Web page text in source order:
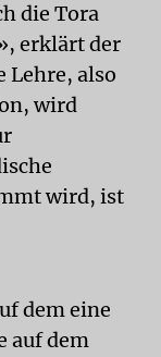
die Tora
erklärt der
Lehre, also
wird
wird, ist
dem eine
auf dem